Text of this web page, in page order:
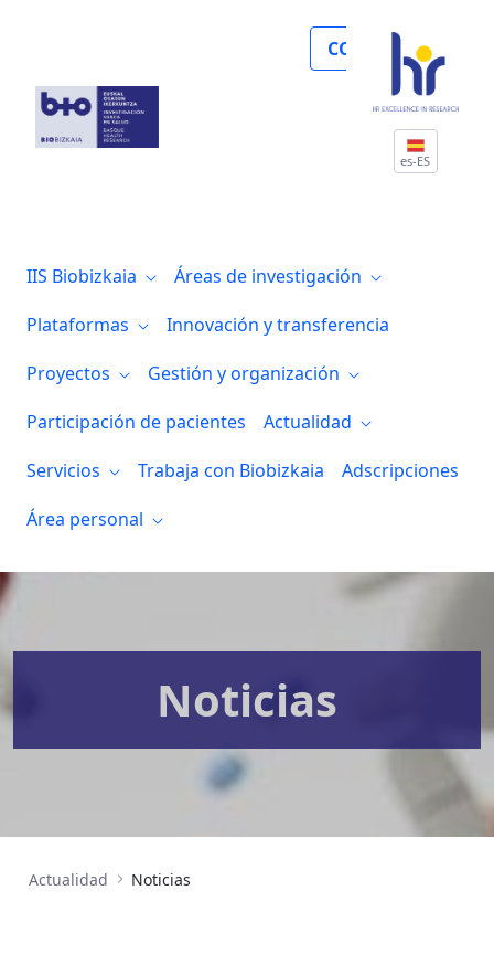
COLABORA
es-ES
IIS Biobizkaia
Áreas de investigación
Plataformas
Innovación y transferencia
Proyectos
Gestión y organización
Participación de pacientes
Actualidad
Servicios
Trabaja con Biobizkaia
Adscripciones
Área personal
Noticias
Actualidad Noticias